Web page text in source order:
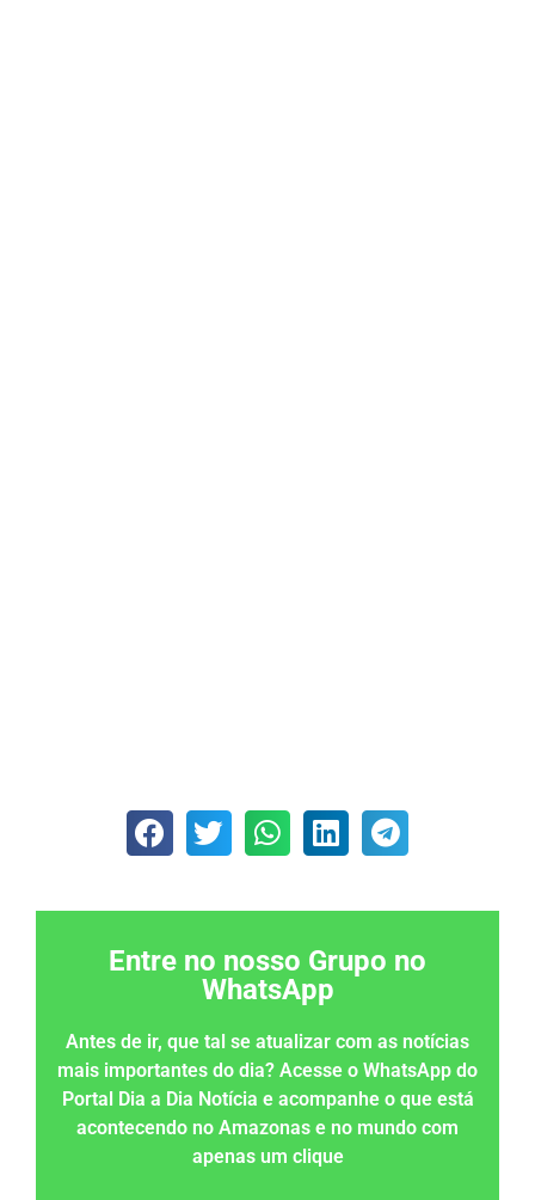
Entre no nosso Grupo no
WhatsApp
Antes de ir, que tal se atualizar com as notícias
mais importantes do dia? Acesse o WhatsApp do
Portal Dia a Dia Notícia e acompanhe o que está
acontecendo no Amazonas e no mundo com
apenas um clique